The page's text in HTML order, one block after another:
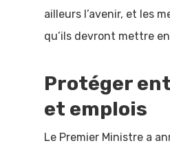
ailleurs l’avenir, et les
qu’ils devront mettre
Protéger
et emplois
Le Premier Ministre a